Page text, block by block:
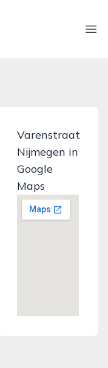
Varenstraat
Nijmegen in
Google
Maps